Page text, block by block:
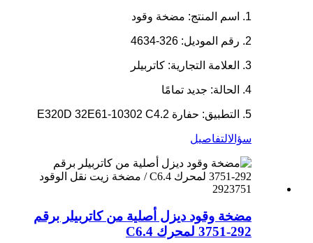
1. اسم المنتج: مضخة وقود
2. رقم الموديل: 326-4634
3. العلامة التجارية: كاتربيلر
4. الحالة: جديد تمامًا
5. التطبيق: حفارة E320D 32E61-10302 C4.2
سؤالالتفاصيل
مضخة وقود ديزل أصلية من كاتربيلر برقم
292-3751 لمحرك C6.4